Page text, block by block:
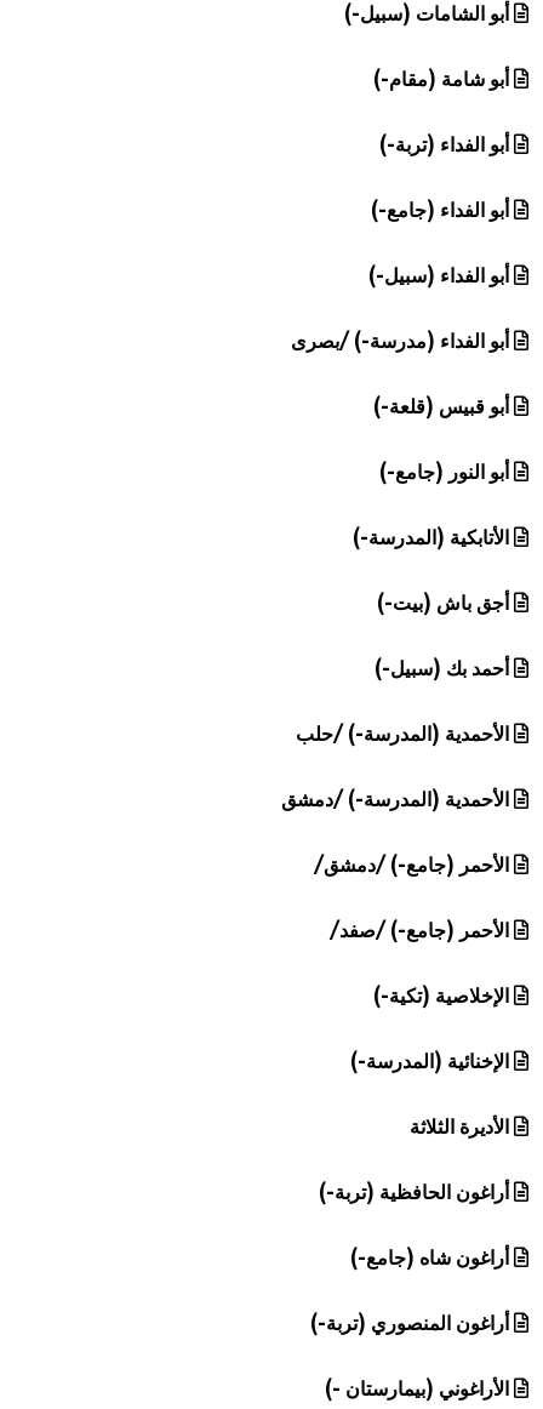
أبو الشامات (سبيل-)
أبو شامة (مقام-)
أبو الفداء (تربة-)
أبو الفداء (جامع-)
أبو الفداء (سبيل-)
أبو الفداء (مدرسة-) /بصرى
أبو قبيس (قلعة-)
أبو النور (جامع-)
الأتابكية (المدرسة-)
أجق باش (بيت-)
أحمد بك (سبيل-)
الأحمدية (المدرسة-) /حلب
الأحمدية (المدرسة-) /دمشق
الأحمر (جامع-) /دمشق/
الأحمر (جامع-) /صفد/
الإخلاصية (تكية-)
الإخنائية (المدرسة-)
الأديرة الثلاثة
أراغون الحافظية (تربة-)
أراغون شاه (جامع-)
أراغون المنصوري (تربة-)
الأراغوني (بيمارستان -)